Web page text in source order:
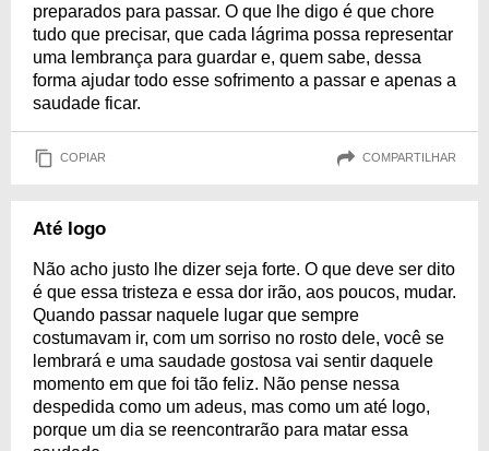
preparados para passar. O que lhe digo é que chore
tudo que precisar, que cada lágrima possa representar
uma lembrança para guardar e, quem sabe, dessa
forma ajudar todo esse sofrimento a passar e apenas a
saudade ficar.
COPIAR COMPARTILHAR
Até logo
Não acho justo lhe dizer seja forte. O que deve ser dito
é que essa tristeza e essa dor irão, aos poucos, mudar.
Quando passar naquele lugar que sempre
costumavam ir, com um sorriso no rosto dele, você se
lembrará e uma saudade gostosa vai sentir daquele
momento em que foi tão feliz. Não pense nessa
despedida como um adeus, mas como um até logo,
porque um dia se reencontrarão para matar essa